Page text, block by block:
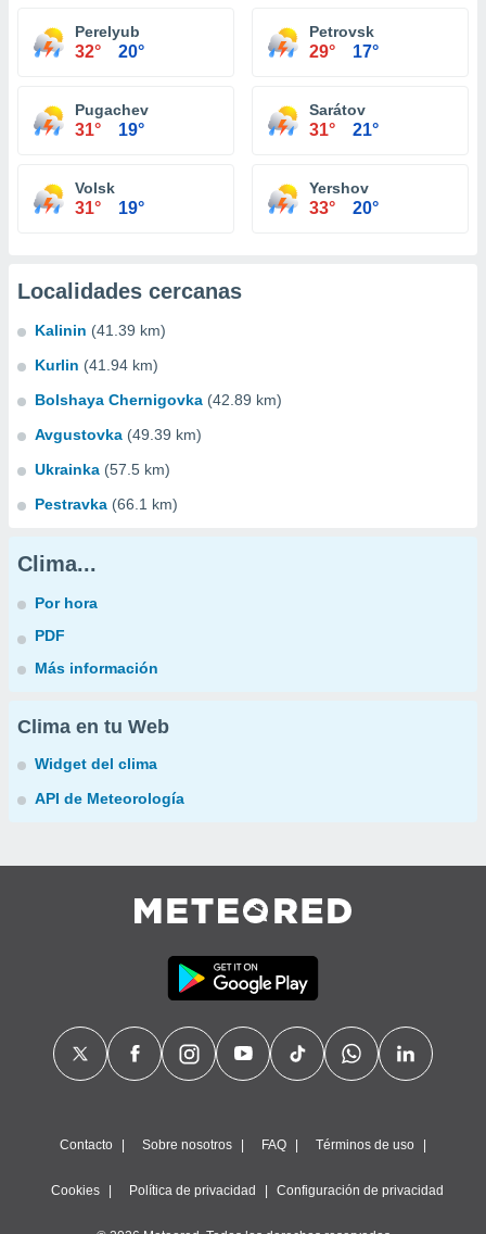
Perelyub
32° 20°
Petrovsk
29° 17°
Pugachev
31° 19°
Sarátov
31° 21°
Volsk
31° 19°
Yershov
33° 20°
Localidades cercanas
Kalinin (41.39 km)
Kurlin (41.94 km)
Bolshaya Chernigovka (42.89 km)
Avgustovka (49.39 km)
Ukrainka (57.5 km)
Pestravka (66.1 km)
Clima...
Por hora
PDF
Más información
Clima en tu Web
Widget del clima
API de Meteorología
Contacto Sobre nosotros FAQ Términos de uso
Cookies Política de privacidad Configuración de privacidad